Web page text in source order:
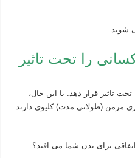
شوند
را تحت تاثیر
تاثیر قرار دهد. با این حال،
مزمن (طولانی مدت) کلیوی دارند
برای بدن شما می افتد؟